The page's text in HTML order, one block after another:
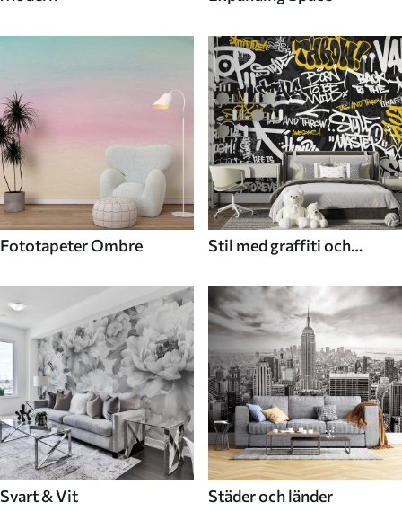
Fototapeter Ombre
Stil med graffiti och
Svart & Vit Städer och länder